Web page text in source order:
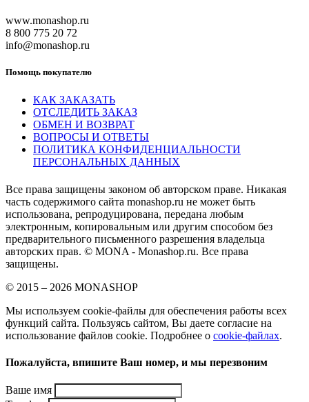
www.monashop.ru
8 800 775 20 72
info@monashop.ru
Помощь покупателю
КАК ЗАКАЗАТЬ
ОТСЛЕДИТЬ ЗАКАЗ
ОБМЕН И ВОЗВРАТ
ВОПРОСЫ И ОТВЕТЫ
ПОЛИТИКА КОНФИДЕНЦИАЛЬНОСТИ
ПЕРСОНАЛЬНЫХ ДАННЫХ
Все права защищены законом об авторском праве. Никакая
часть содержимого сайта monashop.ru не может быть
использована, репродуцирована, передана любым
электронным, копировальным или другим способом без
предварительного письменного разрешения владельца
авторских прав. © MONA - Monashop.ru. Все права
защищены.
© 2015 – 2026 MONASHOP
Мы используем cookie-файлы для обеспечения работы всех
функций сайта. Пользуясь сайтом, Вы даете согласие на
использование файлов cookie. Подробнее о cookie-файлах.
Пожалуйста, впишите Ваш номер, и мы перезвоним
Ваше имя